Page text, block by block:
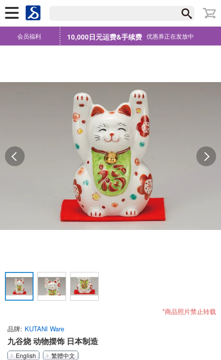
会员福利 10,000日元运费&手续费 优惠券正在发放中
*商品照片禁止转载
品牌 KUTANI Ware
九谷烧 动物摆饰 日本制造
English 繁體中文